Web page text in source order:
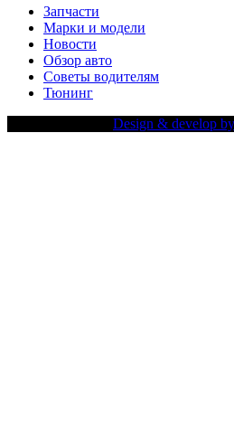
Запчасти
Марки и модели
Новости
Обзор авто
Советы водителям
Тюнинг
Design & develop